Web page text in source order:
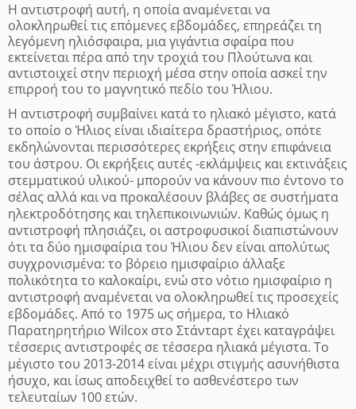
Η αντιστροφή αυτή, η οποία αναμένεται να
ολοκληρωθεί τις επόμενες εβδομάδες, επηρεάζει τη
λεγόμενη ηλιόσφαιρα, μια γιγάντια σφαίρα που
εκτείνεται πέρα από την τροχιά του Πλούτωνα και
αντιστοιχεί στην περιοχή μέσα στην οποία ασκεί την
επιρροή του το μαγνητικό πεδίο του Ήλιου.
Η αντιστροφή συμβαίνει κατά το ηλιακό μέγιστο, κατά
το οποίο ο Ήλιος είναι ιδιαίτερα δραστήριος, οπότε
εκδηλώνονται περισσότερες εκρήξεις στην επιφάνεια
του άστρου. Οι εκρήξεις αυτές -εκλάμψεις και εκτινάξεις
στεμματικού υλικού- μπορούν να κάνουν πιο έντονο το
σέλας αλλά και να προκαλέσουν βλάβες σε συστήματα
ηλεκτροδότησης και τηλεπικοινωνιών. Καθώς όμως η
αντιστροφή πλησιάζει, οι αστροφυσικοί διαπιστώνουν
ότι τα δύο ημισφαίρια του Ήλιου δεν είναι απολύτως
συγχρονισμένα: το βόρειο ημισφαίριο άλλαξε
πολικότητα το καλοκαίρι, ενώ στο νότιο ημισφαίριο η
αντιστροφή αναμένεται να ολοκληρωθεί τις προσεχείς
εβδομάδες. Από το 1975 ως σήμερα, το Ηλιακό
Παρατηρητήριο Wilcox στο Στάνταρτ έχει καταγράψει
τέσσερις αντιστροφές σε τέσσερα ηλιακά μέγιστα. Το
μέγιστο του 2013-2014 είναι μέχρι στιγμής ασυνήθιστα
ήσυχο, και ίσως αποδειχθεί το ασθενέστερο των
τελευταίων 100 ετών.